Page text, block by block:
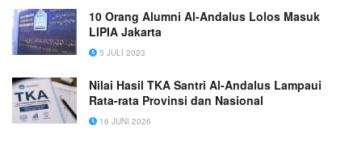
10 Orang Alumni Al-Andalus Lolos Masuk
LIPIA Jakarta
5 JULI 2023
Nilai Hasil TKA Santri Al-Andalus Lampaui
Rata-rata Provinsi dan Nasional
16 JUNI 2026